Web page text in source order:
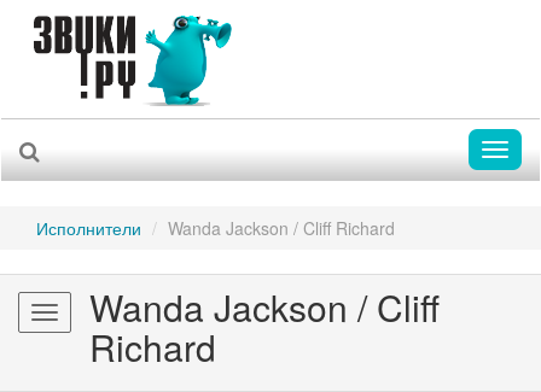
Исполнители Wanda Jackson / Cliff Richard
Toggle
navigation
Wanda Jackson / Cliff
Richard